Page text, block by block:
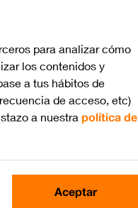
para analizar cómo
los contenidos y
a tus hábitos de
de acceso, etc)
a nuestra política de
Aceptar